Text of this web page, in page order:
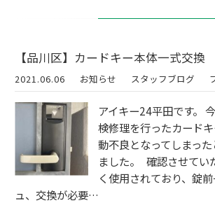
【品川区】カードキー本体一式交換
2021.06.06 お知らせ スタッフブログ
アイキー24平田です。
検修理を行ったカード
動不良となってしまっ
ました。 確認させてい
く使用されており、錠
ュ、交換が必要…